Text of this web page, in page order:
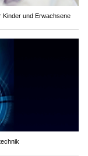
Kinder und Erwachsene